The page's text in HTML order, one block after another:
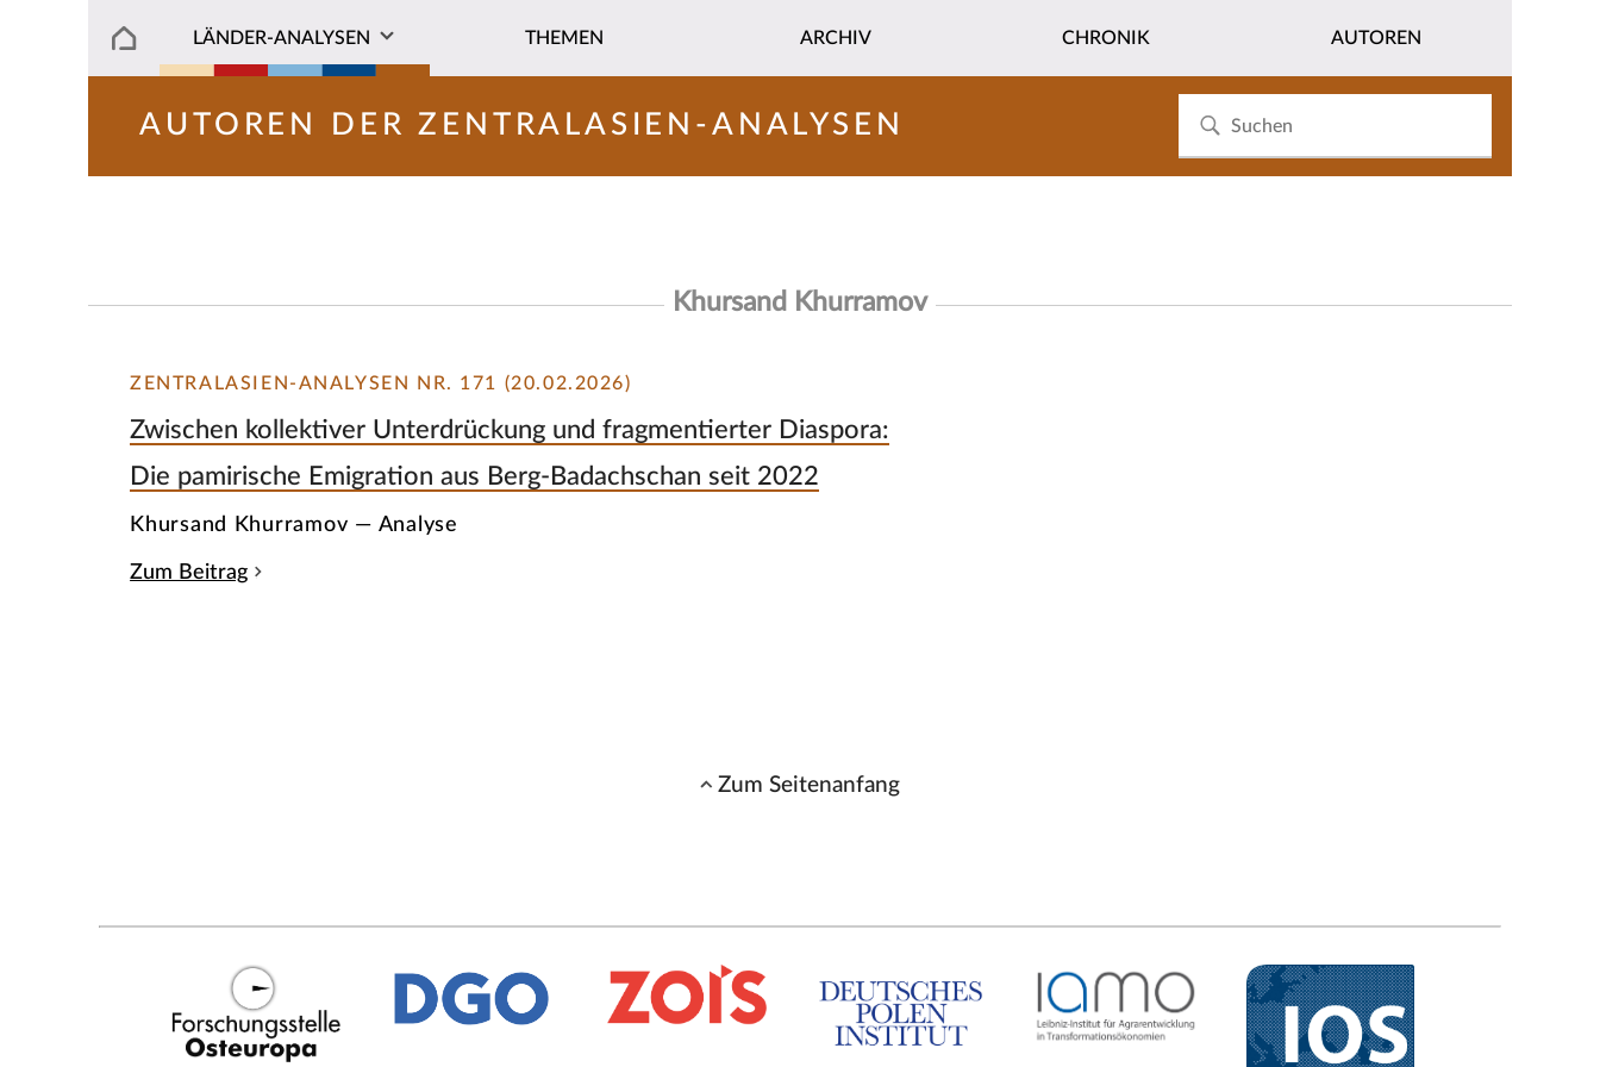
LÄNDER-ANALYSEN THEMEN ARCHIV CHRONIK AUTOREN
AUTOREN DER ZENTRALASIEN-ANALYSEN
Khursand Khurramov
ZENTRALASIEN-ANALYSEN NR. 171 (20.02.2026)
Zwischen kollektiver Unterdrückung und fragmentierter Diaspora:
Die pamirische Emigration aus Berg-Badachschan seit 2022
Khursand Khurramov — Analyse
Zum Beitrag
Zum Seitenanfang